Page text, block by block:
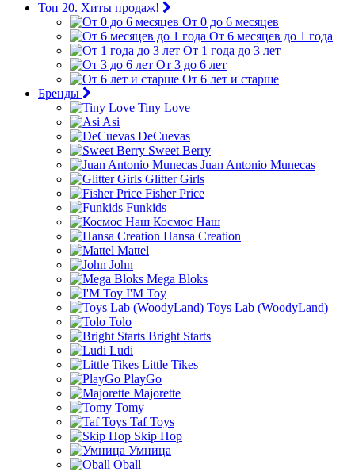
Топ 20. Хиты продаж!
От 0 до 6 месяцев
От 6 месяцев до 1 года
От 1 года до 3 лет
От 3 до 6 лет
От 6 лет и старше
Бренды
Tiny Love
Asi
DeCuevas
Sweet Berry
Juan Antonio Munecas
Glitter Girls
Fisher Price
Funkids
Космос Наш
Hansa Creation
Mattel
John
Mega Bloks
I'M Toy
Toys Lab (WoodyLand)
Tolo
Bright Starts
Ludi
Little Tikes
PlayGo
Majorette
Tomy
Taf Toys
Skip Hop
Умница
Oball